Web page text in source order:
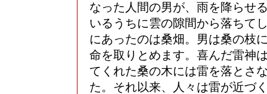
なった人間の男が、雨を降らせ
いるうちに雲の隙間から落ちて
にあったのは桑畑。男は桑の枝
命を取りとめます。喜んだ雷神
てくれた桑の木には雷を落とさ
た。それ以来、人々は雷が近づ